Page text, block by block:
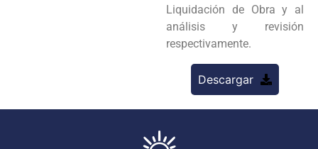
Liquidación de Obra y al
análisis y revisión
respectivamente.
Descargar